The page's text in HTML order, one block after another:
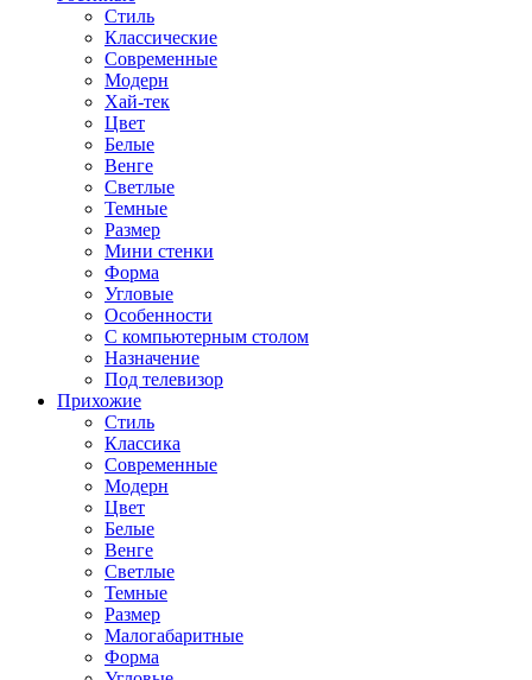
Стиль
Классические
Современные
Модерн
Хай-тек
Цвет
Белые
Венге
Светлые
Темные
Размер
Мини стенки
Форма
Угловые
Особенности
С компьютерным столом
Назначение
Под телевизор
Прихожие
Стиль
Классика
Современные
Модерн
Цвет
Белые
Венге
Светлые
Темные
Размер
Малогабаритные
Форма